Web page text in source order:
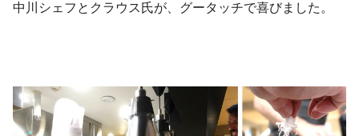
中川シェフとクラウス氏が、グータッチで喜びました。